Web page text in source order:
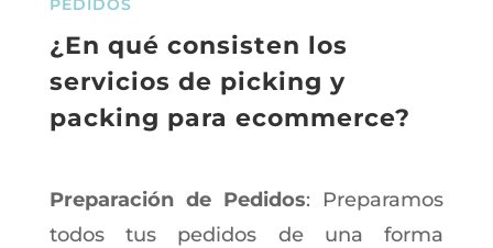
PEDIDOS
¿En qué consisten los
servicios de picking y
packing para ecommerce?
Preparación de Pedidos: Preparamos
todos tus pedidos de una forma